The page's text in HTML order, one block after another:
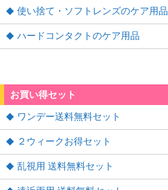
使い捨て・ソフトレンズのケア用品
ハードコンタクトのケア用品
お買い得セット
ワンデー送料無料セット
２ウィークお得セット
乱視用 送料無料セット